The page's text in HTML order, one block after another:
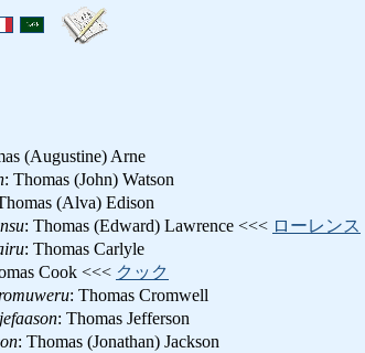
(Augustine) Arne
: Thomas (John) Watson
(Alva) Edison
: Thomas (Edward) Lawrence <<< ローレンス
: Thomas Carlyle
Cook <<< クック
: Thomas Cromwell
: Thomas Jefferson
: Thomas (Jonathan) Jackson